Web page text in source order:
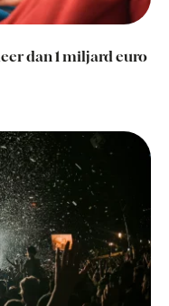
dan 1 miljard euro